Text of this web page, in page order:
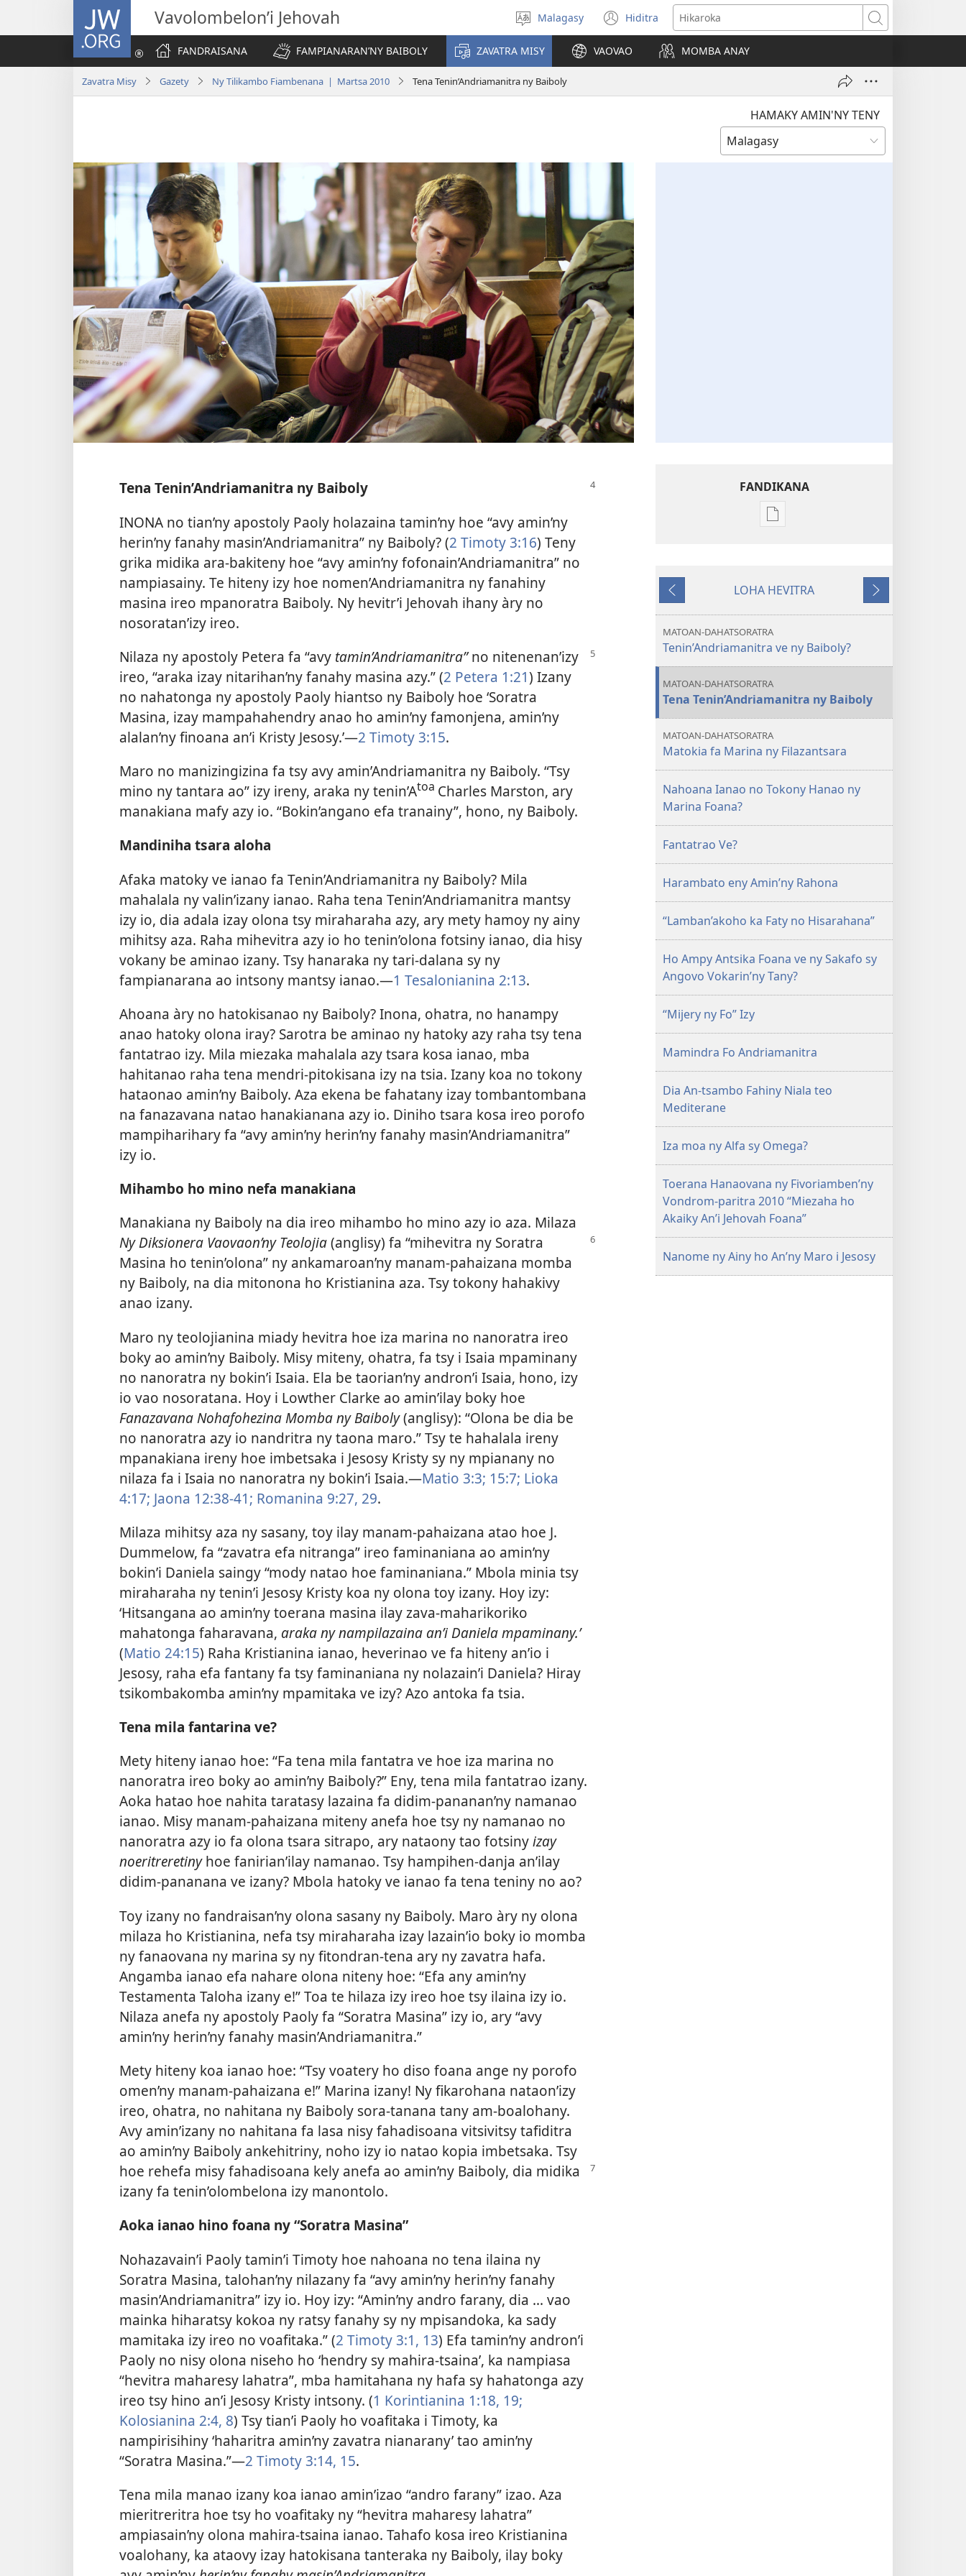
JW.ORG Vavolombelon’i Jehovah
Hifidy
fiteny
Malagasy Hiditra
(manokatra
rohy)
Hikaroka
FANDRAISANA
FAMPIANARAN’NY BAIBOLY ZAVATRA MISY VAOVAO MOMBA ANAY
Zavatra Misy Gazety Ny Tilikambo Fiambenana | Martsa 2010 Tena Tenin’Andriamanitra ny Baiboly
HAMAKY AMIN'NY TENY
Tena Tenin’Andriamanitra ny Baiboly
INONA no tian’ny apostoly Paoly holazaina tamin’ny hoe “avy amin’ny
herin’ny fanahy masin’Andriamanitra” ny Baiboly? (2 Timoty 3:16) Teny
grika midika ara-bakiteny hoe “avy amin’ny fofonain’Andriamanitra” no
nampiasainy. Te hiteny izy hoe nomen’Andriamanitra ny fanahiny
masina ireo mpanoratra Baiboly. Ny hevitr’i Jehovah ihany àry no
nosoratan’izy ireo.
Nilaza ny apostoly Petera fa “avy tamin’Andriamanitra”no nitenenan’izy
ireo, “araka izay nitarihan’ny fanahy masina azy.” (2 Petera 1:21) Izany
no nahatonga ny apostoly Paoly hiantso ny Baiboly hoe ‘Soratra
Masina, izay mampahahendry anao ho amin’ny famonjena, amin’ny
alalan’ny finoana an’i Kristy Jesosy.’—2 Timoty 3:15.
Maro no manizingizina fa tsy avy amin’Andriamanitra ny Baiboly. “Tsy
mino ny tantara ao” izy ireny, araka ny tenin’Atoa Charles Marston, ary
manakiana mafy azy io. “Bokin’angano efa tranainy”, hono, ny Baiboly.
Mandiniha tsara aloha
Afaka matoky ve ianao fa Tenin’Andriamanitra ny Baiboly? Mila
mahalala ny valin’izany ianao. Raha tena Tenin’Andriamanitra mantsy
izy io, dia adala izay olona tsy miraharaha azy, ary mety hamoy ny ainy
mihitsy aza. Raha mihevitra azy io ho tenin’olona fotsiny ianao, dia hisy
vokany be aminao izany. Tsy hanaraka ny tari-dalana sy ny
fampianarana ao intsony mantsy ianao.—1 Tesalonianina 2:13.
Ahoana àry no hatokisanao ny Baiboly? Inona, ohatra, no hanampy
anao hatoky olona iray? Sarotra be aminao ny hatoky azy raha tsy tena
fantatrao izy. Mila miezaka mahalala azy tsara kosa ianao, mba
hahitanao raha tena mendri-pitokisana izy na tsia. Izany koa no tokony
hataonao amin’ny Baiboly. Aza ekena be fahatany izay tombantombana
na fanazavana natao hanakianana azy io. Diniho tsara kosa ireo porofo
mampiharihary fa “avy amin’ny herin’ny fanahy masin’Andriamanitra”
izy io.
Mihambo ho mino nefa manakiana
Manakiana ny Baiboly na dia ireo mihambo ho mino azy io aza. Milaza
Ny Diksionera Vaovaon’ny Teolojia(anglisy) fa “mihevitra ny Soratra
Masina ho tenin’olona” ny ankamaroan’ny manam-pahaizana momba
ny Baiboly, na dia mitonona ho Kristianina aza. Tsy tokony hahakivy
anao izany.
Maro ny teolojianina miady hevitra hoe iza marina no nanoratra ireo
boky ao amin’ny Baiboly. Misy miteny, ohatra, fa tsy i Isaia mpaminany
no nanoratra ny bokin’i Isaia. Ela be taorian’ny andron’i Isaia, hono, izy
io vao nosoratana. Hoy i Lowther Clarke ao amin’ilay boky hoe
Fanazavana Nohafohezina Momba ny Baiboly(anglisy): “Olona be dia be
no nanoratra azy io nandritra ny taona maro.” Tsy te hahalala ireny
mpanakiana ireny hoe imbetsaka i Jesosy Kristy sy ny mpianany no
nilaza fa i Isaia no nanoratra ny bokin’i Isaia.—Matio 3:3; 15:7; Lioka
4:17; Jaona 12:38-41; Romanina 9:27, 29.
Milaza mihitsy aza ny sasany, toy ilay manam-pahaizana atao hoe J.
Dummelow, fa “zavatra efa nitranga” ireo faminaniana ao amin’ny
bokin’i Daniela saingy “mody natao hoe faminaniana.” Mbola minia tsy
miraharaha ny tenin’i Jesosy Kristy koa ny olona toy izany. Hoy izy:
‘Hitsangana ao amin’ny toerana masina ilay zava-maharikoriko
mahatonga faharavana, araka ny nampilazaina an’i Daniela mpaminany.’
(Matio 24:15) Raha Kristianina ianao, heverinao ve fa hiteny an’io i
Jesosy, raha efa fantany fa tsy faminaniana ny nolazain’i Daniela? Hiray
tsikombakomba amin’ny mpamitaka ve izy? Azo antoka fa tsia.
Tena mila fantarina ve?
Mety hiteny ianao hoe: “Fa tena mila fantatra ve hoe iza marina no
nanoratra ireo boky ao amin’ny Baiboly?” Eny, tena mila fantatrao izany.
Aoka hatao hoe nahita taratasy lazaina fa didim-pananan’ny namanao
ianao. Misy manam-pahaizana miteny anefa hoe tsy ny namanao no
nanoratra azy io fa olona tsara sitrapo, ary nataony tao fotsinyizay
noeritreretinyhoe fanirian’ilay namanao. Tsy hampihen-danja an’ilay
didim-pananana ve izany? Mbola hatoky ve ianao fa tena teniny no ao?
Toy izany no fandraisan’ny olona sasany ny Baiboly. Maro àry ny olona
milaza ho Kristianina, nefa tsy miraharaha izay lazain’io boky io momba
ny fanaovana ny marina sy ny fitondran-tena ary ny zavatra hafa.
Angamba ianao efa nahare olona niteny hoe: “Efa any amin’ny
Testamenta Taloha izany e!” Toa te hilaza izy ireo hoe tsy ilaina izy io.
Nilaza anefa ny apostoly Paoly fa “Soratra Masina” izy io, ary “avy
amin’ny herin’ny fanahy masin’Andriamanitra.”
Mety hiteny koa ianao hoe: “Tsy voatery ho diso foana ange ny porofo
omen’ny manam-pahaizana e!” Marina izany! Ny fikarohana nataon’izy
ireo, ohatra, no nahitana ny Baiboly sora-tanana tany am-boalohany.
Avy amin’izany no nahitana fa lasa nisy fahadisoana vitsivitsy tafiditra
ao amin’ny Baiboly ankehitriny, noho izy io natao kopia imbetsaka. Tsy
hoe rehefa misyfahadisoana kely anefa ao amin’ny Baiboly, dia midika
izany fa tenin’olombelona izy manontolo.
Aoka ianao hino foana ny “Soratra Masina”
Nohazavain’i Paoly tamin’i Timoty hoe nahoana no tena ilaina ny
Soratra Masina, talohan’ny nilazany fa “avy amin’ny herin’ny fanahy
masin’Andriamanitra” izy io. Hoy izy: “Amin’ny andro farany, dia ... vao
mainka hiharatsy kokoa ny ratsy fanahy sy ny mpisandoka, ka sady
mamitaka izy ireo no voafitaka.” (2 Timoty 3:1, 13) Efa tamin’ny andron’i
Paoly no nisy olona niseho ho ‘hendry sy mahira-tsaina’, ka nampiasa
“hevitra maharesy lahatra”, mba hamitahana ny hafa sy hahatonga azy
ireo tsy hino an’i Jesosy Kristy intsony. (1 Korintianina 1:18, 19;
Kolosianina 2:4, 8) Tsy tian’i Paoly ho voafitaka i Timoty, ka
nampirisihiny ‘haharitra amin’ny zavatra nianarany’ tao amin’ny
“Soratra Masina.”—2 Timoty 3:14, 15.
Tena mila manao izany koa ianao amin’izao “andro farany” izao. Aza
mieritreritra hoe tsy ho voafitaky ny “hevitra maharesy lahatra”
ampiasain’ny olona mahira-tsaina ianao. Tahafo kosa ireo Kristianina
voalohany, ka ataovy izay hatokisana tanteraka ny Baiboly, ilay boky
FANDIKANA
Fandikana
FIAMBENANA
Hiverina
LOHA HEVITRA
Manaraka
MATOAN-DAHATSORATRA
Tenin’Andriamanitra ve ny Baiboly?
MATOAN-DAHATSORATRA
Tena Tenin’Andriamanitra ny Baiboly
MATOAN-DAHATSORATRA
Matokia fa Marina ny Filazantsara
Nahoana Ianao no Tokony Hanao ny
Marina Foana?
Fantatrao Ve?
Harambato eny Amin’ny Rahona
“Lamban’akoho ka Faty no Hisarahana”
Ho Ampy Antsika Foana ve ny Sakafo sy
Angovo Vokarin’ny Tany?
“Mijery ny Fo” Izy
Mamindra Fo Andriamanitra
Dia An-tsambo Fahiny Niala teo
Mediterane
Iza moa ny Alfa sy Omega?
Toerana Hanaovana ny Fivoriamben’ny
Vondrom-paritra 2010 “Miezaha ho
Akaiky An’i Jehovah Foana”
Nanome ny Ainy ho An’ny Maro i Jesosy